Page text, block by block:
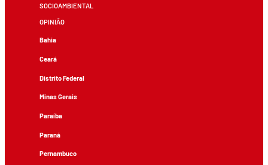
SOCIOAMBIENTAL
OPINIÃO
Bahia
Ceará
Distrito Federal
Minas Gerais
Paraíba
Paraná
Pernambuco